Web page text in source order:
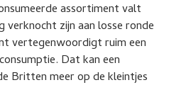
assortiment valt
zijn aan losse ronde
vertegenwoordigt ruim een
Dat kan een
Britten meer op de kleintjes